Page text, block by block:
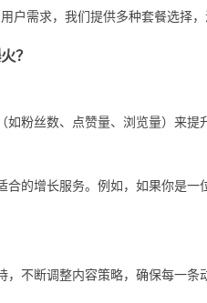
户需求，我们提供多种套餐选择
？
粉丝数、点赞量、浏览量）来提
合的增长服务。例如，如果你是
不断调整内容策略，确保每一条